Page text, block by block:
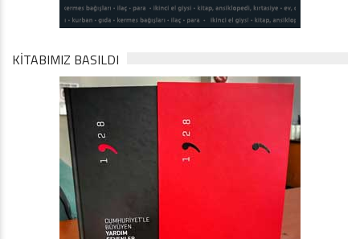
KİTABIMIZ BASILDI